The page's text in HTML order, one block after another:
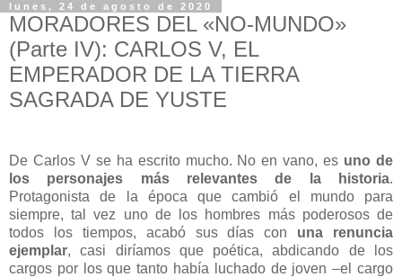
lunes, 24 de agosto de 2020
MORADORES DEL «NO-MUNDO»
(Parte IV): CARLOS V, EL
EMPERADOR DE LA TIERRA
SAGRADA DE YUSTE
De Carlos V se ha escrito mucho. No en vano, es uno de
los personajes más relevantes de la historia.
Protagonista de la época que cambió el mundo para
siempre, tal vez uno de los hombres más poderosos de
todos los tiempos, acabó sus días con una renuncia
ejemplar, casi diríamos que poética, abdicando de los
cargos por los que tanto había luchado de joven ‒el cargo